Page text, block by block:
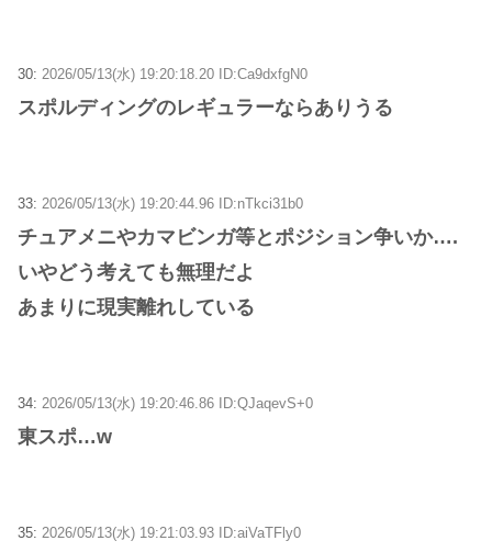
30: 2026/05/13(水) 19:20:18.20 ID:Ca9dxfgN0
スポルディングのレギュラーならありうる
33: 2026/05/13(水) 19:20:44.96 ID:nTkci31b0
チュアメニやカマビンガ等とポジション争いか….
いやどう考えても無理だよ
あまりに現実離れしている
34: 2026/05/13(水) 19:20:46.86 ID:QJaqevS+0
東スポ…w
35: 2026/05/13(水) 19:21:03.93 ID:aiVaTFly0